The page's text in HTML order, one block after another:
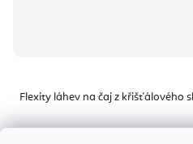
Flexity láhev na čaj z křišťálového